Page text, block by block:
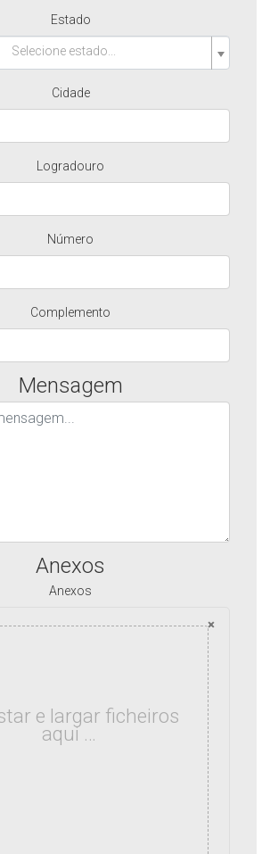
Estado
Selecione estado...
Cidade
Logradouro
Número
Complemento
Mensagem
Anexos
Anexos
×
e largar ficheiros
aqui …